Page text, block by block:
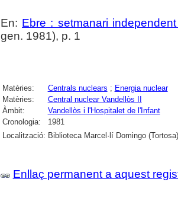
En: Ebre : setmanari
gen. 1981), p. 1
Matèries: Centrals nuclears ; Energia nuclear
Matèries:
Central nuclear Vandellòs II
Àmbit:
Vandellòs i l'Hospitalet de l'Infant
Cronologia:
1981
Localització: Biblioteca Marcel·lí Domingo (Tortosa)
Enllaç permanent a aquest